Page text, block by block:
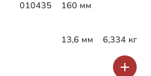
010435 160 мм
13,6 мм 6,334 кг